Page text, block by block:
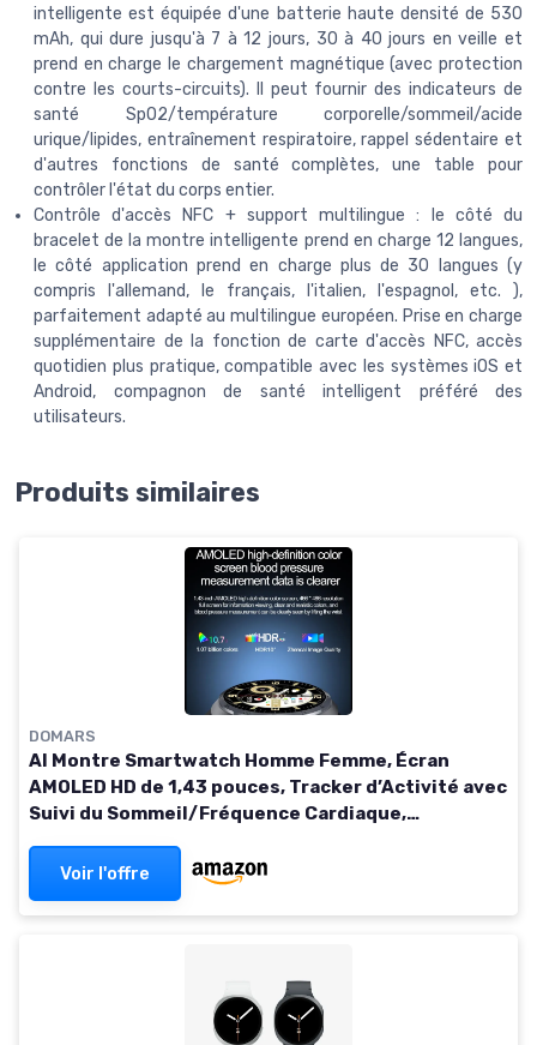
intelligente est équipée d'une batterie haute densité de 530
mAh, qui dure jusqu'à 7 à 12 jours, 30 à 40 jours en veille et
prend en charge le chargement magnétique (avec protection
contre les courts-circuits). Il peut fournir des indicateurs de
santé SpO2/température corporelle/sommeil/acide
urique/lipides, entraînement respiratoire, rappel sédentaire et
d'autres fonctions de santé complètes, une table pour
contrôler l'état du corps entier.
Contrôle d'accès NFC + support multilingue : le côté du
bracelet de la montre intelligente prend en charge 12 langues,
le côté application prend en charge plus de 30 langues (y
compris l'allemand, le français, l'italien, l'espagnol, etc. ),
parfaitement adapté au multilingue européen. Prise en charge
supplémentaire de la fonction de carte d'accès NFC, accès
quotidien plus pratique, compatible avec les systèmes iOS et
Android, compagnon de santé intelligent préféré des
utilisateurs.
Produits similaires
DOMARS
AI Montre Smartwatch Homme Femme, Écran
AMOLED HD de 1,43 pouces, Tracker d’Activité avec
Suivi du Sommeil/Fréquence Cardiaque,
iOS (Rouge)
Voir l'offre